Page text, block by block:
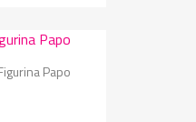
Papo